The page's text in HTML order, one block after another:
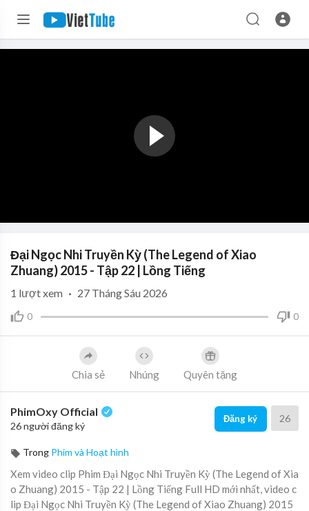
Đại Ngọc Nhi Truyền Kỳ (The Legend of Xiao
Zhuang) 2015 - Tập 22 | Lồng Tiếng
0 0
1 lượt xem · 27 Tháng Sáu 2026
Chia sẻ Nhúng Quyên tặng
PhimOxy Official
26 người đăng ký
Đăng ký 26
Trong Phim và Hoạt hình
Xem video clip Phim Đại Ngọc Nhi Truyền Kỳ (The Legend of Xia
o Zhuang) 2015 - Tập 22 | Lồng Tiếng Full HD mới nhất, video c
lip Đại Ngọc Nhi Truyền Kỳ (The Legend of Xiao Zhuang) 2015